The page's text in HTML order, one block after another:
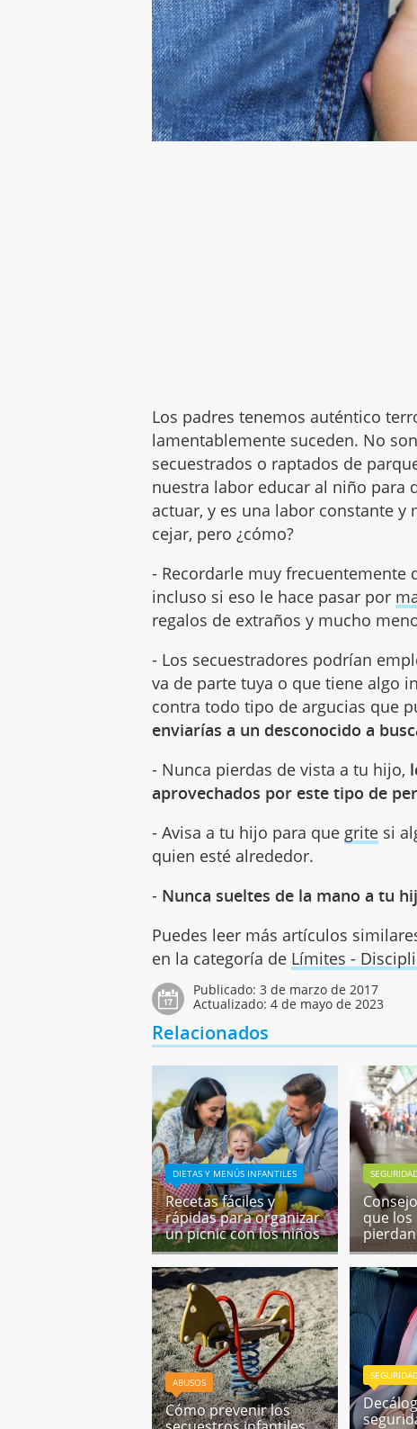
Los padres tenemos auténtico
lamentablemente suceden. No
secuestrados o raptados de
nuestra labor educar al niño para
actuar, y es una labor constante
cejar, pero ¿cómo?
- Recordarle muy frecuentemente
incluso si eso le hace pasar por
regalos de extraños y mucho
- Los secuestradores podrían
va de parte tuya o que tiene algo
contra todo tipo de argucias que
enviarías a un desconocido a
- Nunca pierdas de vista a tu hijo,
aprovechados por este tipo de
- Avisa a tu hijo para que grite si
quien esté alrededor.
- Nunca sueltes de la mano a tu
Puedes leer más artículos
en la categoría de Límites -
Publicado:3 de marzo de 2017
Actualizado:4 de mayo de 2023
Relacionados
DIETAS Y MENÚS INFANTILES
Recetas fáciles y
rápidas para organizar
un picnic con los niños
que los
pierdan
ABUSOS
Cómo prevenir los